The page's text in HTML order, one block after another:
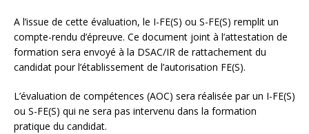
A l’issue de cette évaluation, le I-FE(S) ou S-FE(S) remplit un
compte-rendu d’épreuve. Ce document joint à l’attestation de
formation sera envoyé à la DSAC/IR de rattachement du
candidat pour l’établissement de l’autorisation FE(S).
L’évaluation de compétences (AOC) sera réalisée par un I-FE(S)
ou S-FE(S) qui ne sera pas intervenu dans la formation
pratique du candidat.